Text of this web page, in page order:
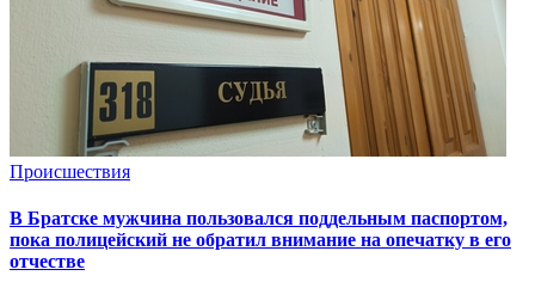
Происшествия
В Братске мужчина пользовался поддельным паспортом,
пока полицейский не обратил внимание на опечатку в его
отчестве